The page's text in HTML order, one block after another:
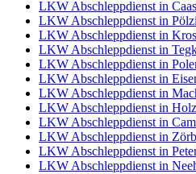
LKW Abschleppdienst in
LKW Abschleppdienst in
LKW Abschleppdienst in
LKW Abschleppdienst in
LKW Abschleppdienst in
LKW Abschleppdienst in
LKW Abschleppdienst in
LKW Abschleppdienst in
LKW Abschleppdienst in
LKW Abschleppdienst in
LKW Abschleppdienst in
LKW Abschleppdienst in